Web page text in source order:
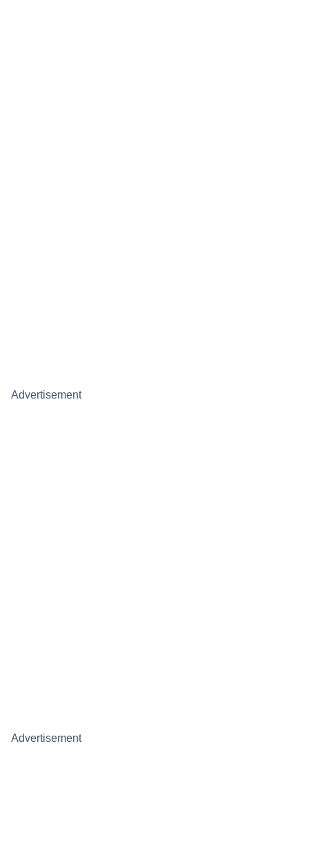
Advertisement
Advertisement